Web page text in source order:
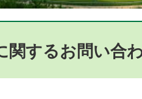
関するお問い合